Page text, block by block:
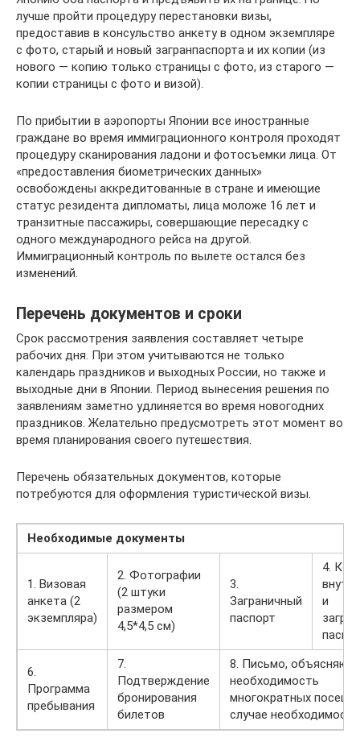
лучше пройти процедуру перестановки визы,
предоставив в консульство анкету в одном экземпляре
с фото, старый и новый загранпаспорта и их копии (из
нового — копию только страницы с фото, из старого —
копии страницы с фото и визой).
По прибытии в аэропорты Японии все иностранные
граждане во время иммиграционного контроля проходят
процедуру сканирования ладони и фотосъемки лица. От
«предоставления биометрических данных»
освобождены аккредитованные в стране и имеющие
статус резидента дипломаты, лица моложе 16 лет и
транзитные пассажиры, совершающие пересадку с
одного международного рейса на другой.
Иммиграционный контроль по вылете остался без
изменений.
Перечень документов и сроки
Срок рассмотрения заявления составляет четыре
рабочих дня. При этом учитываются не только
календарь праздников и выходных России, но также и
выходные дни в Японии. Период вынесения решения по
заявлениям заметно удлиняется во время новогодних
праздников. Желательно предусмотреть этот момент во
время планирования своего путешествия.
Перечень обязательных документов, которые
потребуются для оформления туристической визы.
Необходимые документы
1. Визовая
анкета (2
экземпляра)
2. Фотографии
(2 штуки
размером
4,5*4,5 см)
3.
Заграничный
паспорт
4.
и
6.
Программа
пребывания
7.
Подтверждение
бронирования
билетов
8. Письмо,
необходимость
многократных
случае